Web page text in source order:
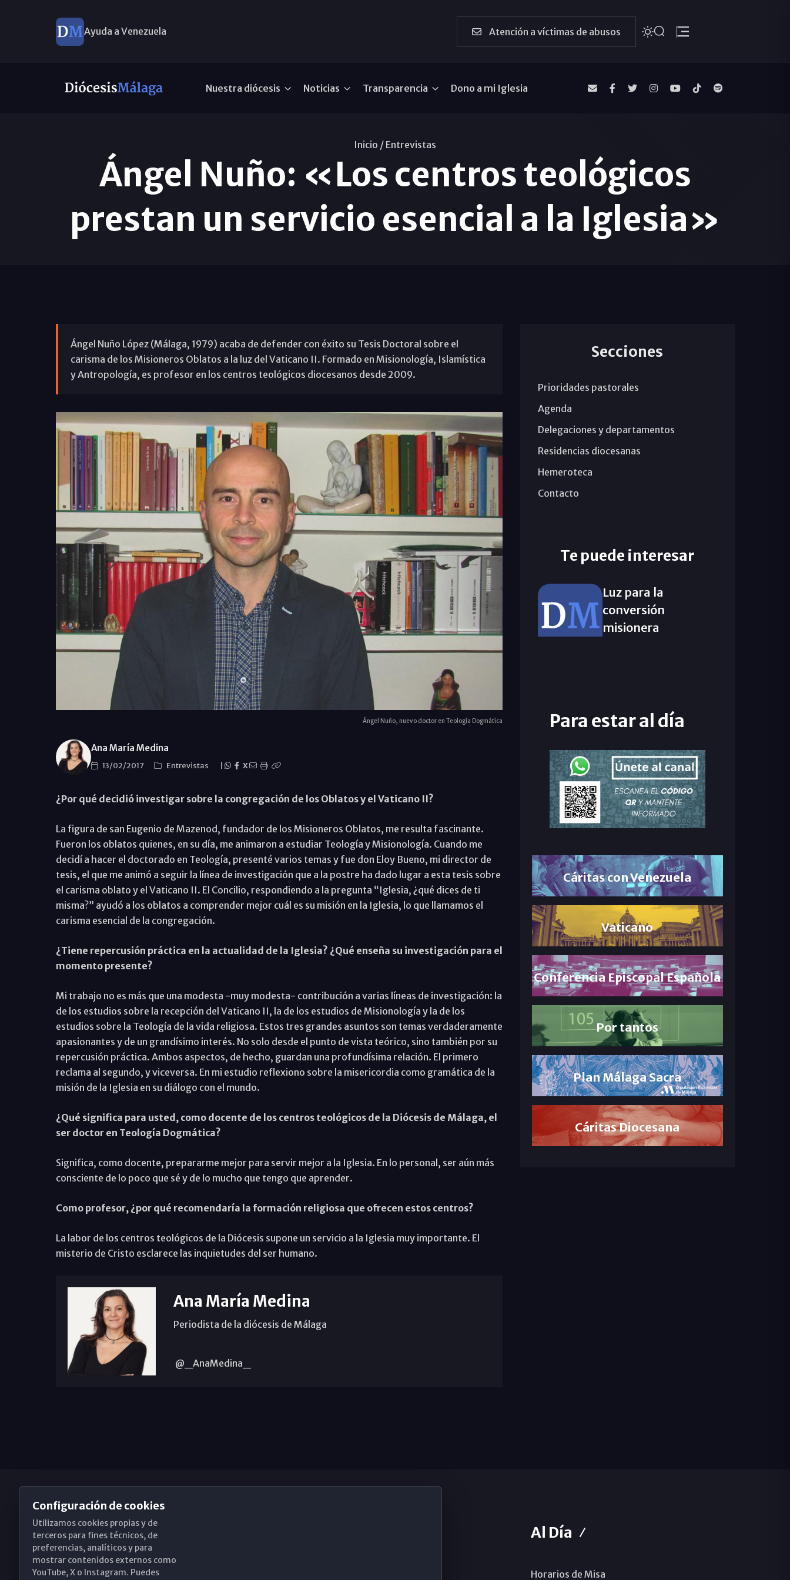
Ayuda a Venezuela Atención a víctimas de abusos
Nuestra diócesis Noticias Transparencia Dono a mi Iglesia
Inicio / Entrevistas
Ángel Nuño: «Los centros teológicos
prestan un servicio esencial a la Iglesia»
Ángel Nuño López (Málaga, 1979) acaba de defender con éxito su Tesis Doctoral sobre el
carisma de los Misioneros Oblatos a la luz del Vaticano II. Formado en Misionología, Islamística
y Antropología, es profesor en los centros teológicos diocesanos desde 2009.
Ángel Nuño, nuevo doctor en Teología Dogmática
Ana María Medina
13/02/2017 Entrevistas X
¿Por qué decidió investigar sobre la congregación de los Oblatos y el Vaticano II?
La figura de san Eugenio de Mazenod, fundador de los Misioneros Oblatos, me resulta fascinante.
Fueron los oblatos quienes, en su día, me animaron a estudiar Teología y Misionología. Cuando me
decidí a hacer el doctorado en Teología, presenté varios temas y fue don Eloy Bueno, mi director de
tesis, el que me animó a seguir la línea de investigación que a la postre ha dado lugar a esta tesis sobre
el carisma oblato y el Vaticano II. El Concilio, respondiendo a la pregunta “Iglesia, ¿qué dices de ti
misma?” ayudó a los oblatos a comprender mejor cuál es su misión en la Iglesia, lo que llamamos el
carisma esencial de la congregación.
¿Tiene repercusión práctica en la actualidad de la Iglesia? ¿Qué enseña su investigación para el
momento presente?
Mi trabajo no es más que una modesta -muy modesta- contribución a varias líneas de investigación: la
de los estudios sobre la recepción del Vaticano II, la de los estudios de Misionología y la de los
estudios sobre la Teología de la vida religiosa. Estos tres grandes asuntos son temas verdaderamente
apasionantes y de un grandísimo interés. No solo desde el punto de vista teórico, sino también por su
repercusión práctica. Ambos aspectos, de hecho, guardan una profundísima relación. El primero
reclama al segundo, y viceversa. En mi estudio reflexiono sobre la misericordia como gramática de la
misión de la Iglesia en su diálogo con el mundo.
¿Qué significa para usted, como docente de los centros teológicos de la Diócesis de Málaga, el
ser doctor en Teología Dogmática?
Significa, como docente, prepararme mejor para servir mejor a la Iglesia. En lo personal, ser aún más
consciente de lo poco que sé y de lo mucho que tengo que aprender.
Como profesor, ¿por qué recomendaría la formación religiosa que ofrecen estos centros?
La labor de los centros teológicos de la Diócesis supone un servicio a la Iglesia muy importante. El
misterio de Cristo esclarece las inquietudes del ser humano.
Ana María Medina
Periodista de la diócesis de Málaga
@_AnaMedina_
Secciones
Prioridades pastorales
Agenda
Delegaciones y departamentos
Residencias diocesanas
Hemeroteca
Contacto
Te puede interesar
Luz para la
conversión
misionera
Para estar al día
Cáritas con Venezuela
Vaticano
Conferencia Episcopal Española
Por tantos
Plan Málaga Sacra
Cáritas Diocesana
Obispado de Málaga
Santa María, 18-20. 29015 Málaga
Al Día
Horarios de Misa
Configuración de cookies
Utilizamos cookies propias y de
terceros para fines técnicos, de
preferencias, analíticos y para
mostrar contenidos externos como
YouTube, X o Instagram. Puedes